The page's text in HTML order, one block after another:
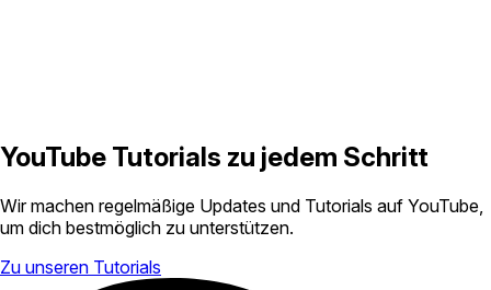
YouTube Tutorials zu jedem Schritt
Wir machen regelmäßige Updates und Tutorials auf YouTube,
um dich bestmöglich zu unterstützen.
Zu unseren Tutorials